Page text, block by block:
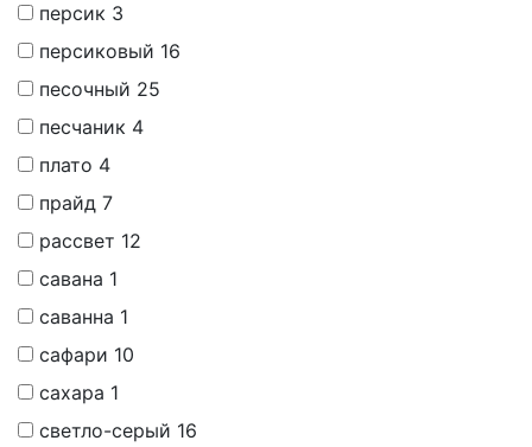
персик 3
персиковый 16
песочный 25
песчаник 4
плато 4
прайд 7
рассвет 12
савана 1
саванна 1
сафари 10
сахара 1
светло-серый 16